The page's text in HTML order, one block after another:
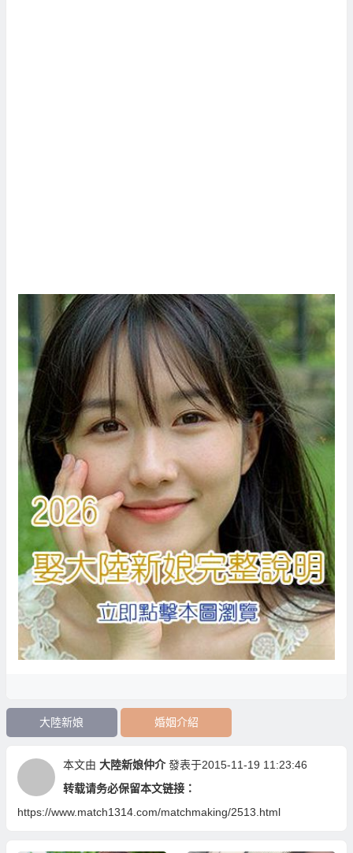
大陸新娘 婚姻介紹
本文由 大陸新娘仲介 發表于2015-11-19 11:23:46
转载请务必保留本文链接：
https://www.match1314.com/matchmaking/2513.html